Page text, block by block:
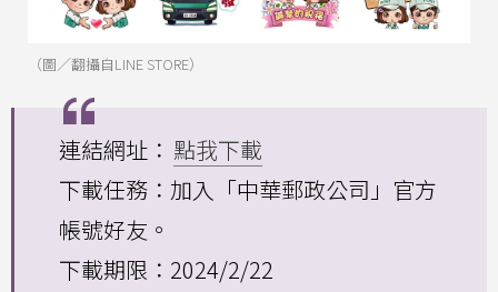
（圖／翻攝自LINE STORE）
連結網址： 點我下載
下載任務：加入「中華郵政公司」官方
帳號好友。
下載期限：2024/2/22